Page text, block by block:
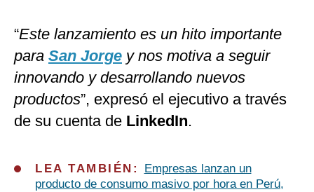
“Este lanzamiento es un hito importante
para San Jorge y nos motiva a seguir
innovando y desarrollando nuevos
productos”, expresó el ejecutivo a través
de su cuenta de LinkedIn.
LEA TAMBIÉN:
Empresas lanzan un
producto de consumo masivo por hora en Perú,